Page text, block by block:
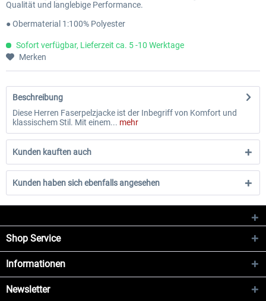
Qualität und langlebige Performance.
● Obermaterial 1:100% Polyester
Sofort verfügbar, Lieferzeit ca. 5 -10 Werktage
Merken
Beschreibung
Diese Herren Faserpelzjacke ist der Inbegriff von Komfort und
klassischem Stil. Mit einem... mehr
Kunden kauften auch
Kunden haben sich ebenfalls angesehen
Shop Service
Informationen
Newsletter